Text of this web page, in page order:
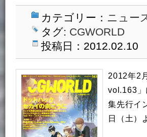
カテゴリー： ニュー
タグ: CGWORLD
投稿日：2012.02.10
2012年2
vol.163
集先行イ
日（土）